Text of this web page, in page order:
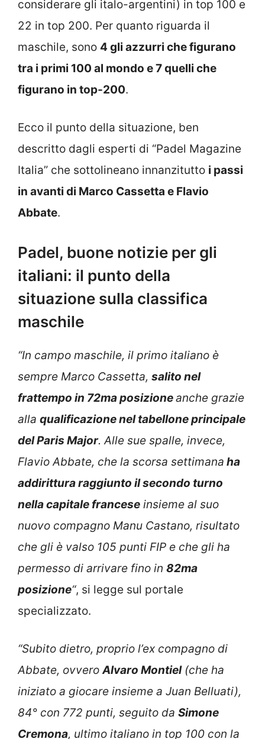
considerare gli italo-argentini) in top 100 e
22 in top 200. Per quanto riguarda il
maschile, sono 4 gli azzurri che figurano
tra i primi 100 al mondo e 7 quelli che
figurano in top-200.
Ecco il punto della situazione, ben
descritto dagli esperti di “Padel Magazine
Italia” che sottolineano innanzitutto i passi
in avanti di Marco Cassetta e Flavio
Abbate.
Padel, buone notizie per gli
italiani: il punto della
situazione sulla classifica
maschile
“In campo maschile, il primo italiano è
sempre Marco Cassetta, salito nel
frattempo in 72ma posizioneanche grazie
alla qualificazione nel tabellone principale
del Paris Major. Alle sue spalle, invece,
Flavio Abbate, che la scorsa settimana ha
addirittura raggiunto il secondo turno
nella capitale francese insieme al suo
nuovo compagno Manu Castano, risultato
che gli è valso 105 punti FIP e che gli ha
permesso di arrivare fino in 82ma
posizione“, si legge sul portale
specializzato.
“Subito dietro, proprio l’ex compagno di
Abbate, ovveroAlvaro Montiel(che ha
iniziato a giocare insieme a Juan Belluati),
84° con 772 punti, seguito da Simone
Cremona, ultimo italiano in top 100 con la